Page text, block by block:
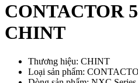
CONTACTOR
CHINT
Thương hiệu: CHINT
Loại sản phẩm: